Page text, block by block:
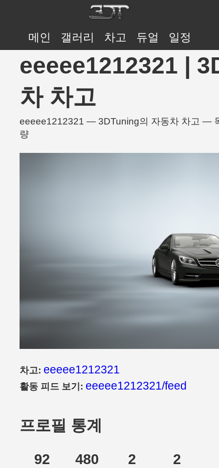
메인 갤러리 차고 듀얼 일정
eeeee1212321 |
차 차고
eeeee1212321 — 3DTuning의 자동차 차고 —
량
차고: eeeee1212321
활동 피드 보기: eeeee1212321/feed
프로필 통계
92 480 2 2